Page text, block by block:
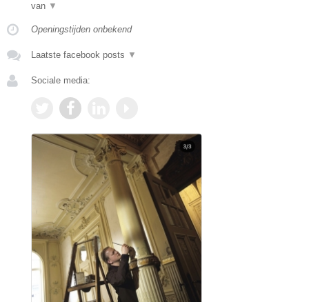
van ▼
Openingstijden onbekend
Laatste facebook posts ▼
Sociale media: